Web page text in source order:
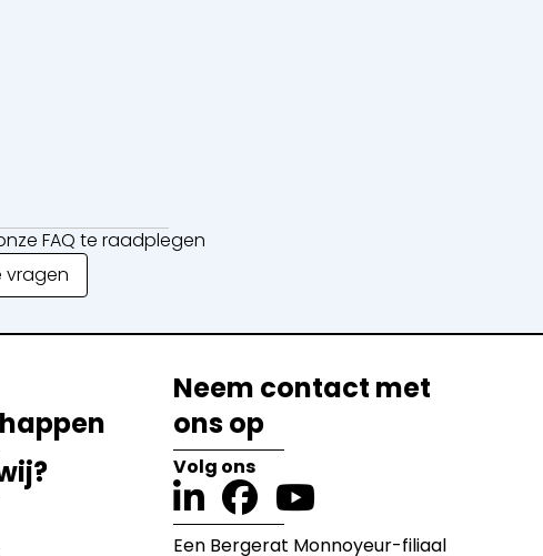
FAQ te raadplegen
vragen
Neem contact met
ons op
Volg ons
Een Bergerat Monnoyeur-filiaal